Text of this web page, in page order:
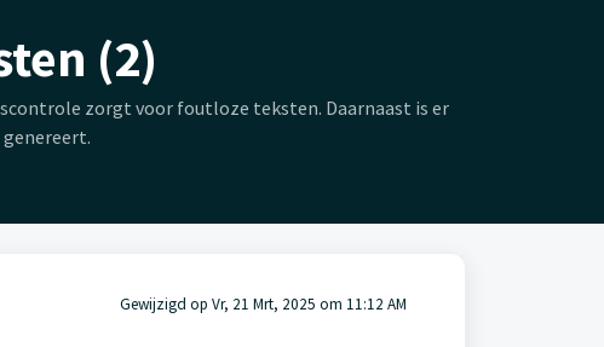
(2)
zorgt voor foutloze teksten. Daarnaast is er
Gewijzigd op Vr, 21 Mrt, 2025 om 11:12 AM